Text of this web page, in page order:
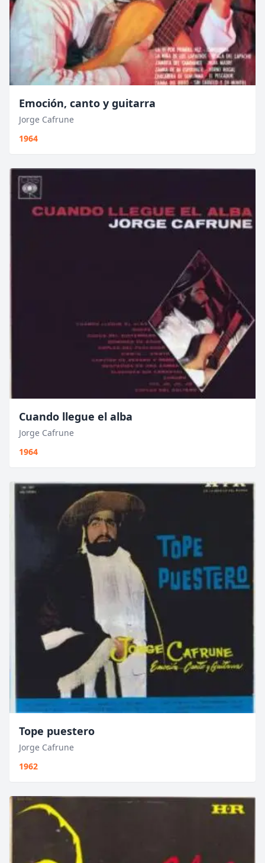
Emoción, canto y guitarra
Jorge Cafrune
1964
Cuando llegue el alba
Jorge Cafrune
1964
Tope puestero
Jorge Cafrune
1962